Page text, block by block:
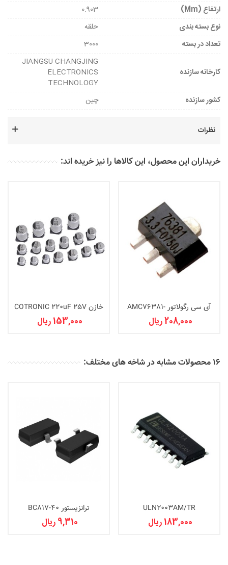
ارتفاع (mm)
0.903
نوع بسته بندی
حلقه
تعداد در بسته
3000
کارخانه سازنده
JIANGSU CHANGJING
ELECTRONICS
TECHNOLOGY
کشور سازنده
چین
نظرات
خریداران این محصول، این کالاها را نیز خریده اند:
آی سی رگولاتور AMC76381-
3.3VDC
208,000 ریال
خازن COTRONIC 220uF 25V
8x10 AL
153,000 ریال
16 محصولات مشابه در شاخه های مختلف:
ULN2003AM/TR
183,000 ریال
ترانزیستور BC817-40
9,310 ریال